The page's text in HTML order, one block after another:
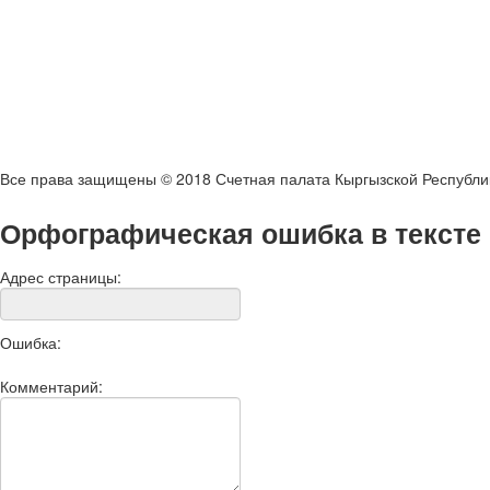
Все права защищены © 2018 Счетная палата Кыргызской
Орфографическая ошибка в тексте
Адрес страницы:
Ошибка:
Комментарий: